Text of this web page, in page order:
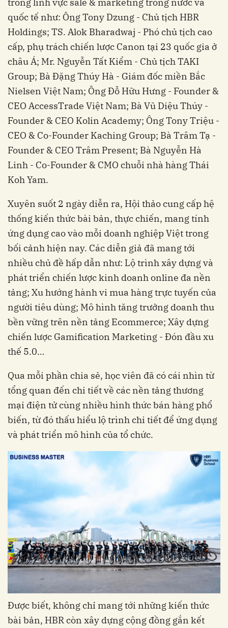
trong lĩnh vực sale & marketing trong nước và
quốc tế như: Ông Tony Dzung - Chủ tịch HBR
Holdings; TS. Alok Bharadwaj - Phó chủ tịch cao
cấp, phụ trách chiến lược Canon tại 23 quốc gia ở
châu Á; Mr. Nguyễn Tất Kiểm - Chủ tịch TAKI
Group; Bà Đặng Thúy Hà - Giám đốc miền Bắc
Nielsen Việt Nam; Ông Đỗ Hữu Hưng - Founder &
CEO AccessTrade Việt Nam; Bà Vũ Diệu Thúy -
Founder & CEO Kolin Academy; Ông Tony Triệu -
CEO & Co-Founder Kaching Group; Bà Trâm Tạ -
Founder & CEO Trâm Present; Bà Nguyễn Hà
Linh - Co-Founder & CMO chuỗi nhà hàng Thái
Koh Yam.
Xuyên suốt 2 ngày diễn ra, Hội thảo cung cấp hệ
thống kiến thức bài bản, thực chiến, mang tính
ứng dụng cao vào mỗi doanh nghiệp Việt trong
bối cảnh hiện nay. Các diễn giả đã mang tới
nhiều chủ đề hấp dẫn như: Lộ trình xây dựng và
phát triển chiến lược kinh doanh online đa nền
tảng; Xu hướng hành vi mua hàng trực tuyến của
người tiêu dùng; Mô hình tăng trưởng doanh thu
bền vững trên nền tảng Ecommerce; Xây dựng
chiến lược Gamification Marketing - Đón đầu xu
thế 5.0…
Qua mỗi phần chia sẻ, học viên đã có cái nhìn từ
tổng quan đến chi tiết về các nền tảng thương
mại điện tử cùng nhiều hình thức bán hàng phổ
biến, từ đó thấu hiểu lộ trình chi tiết để ứng dụng
và phát triển mô hình của tổ chức.
Được biết, không chỉ mang tới những kiến thức
bài bản, HBR còn xây dựng cộng đồng gắn kết